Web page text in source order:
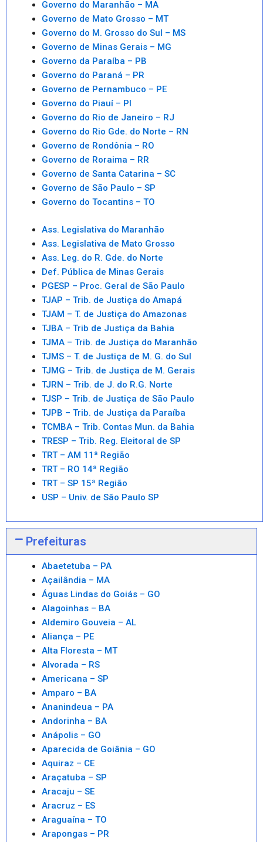
Governo do Maranhão – MA
Governo de Mato Grosso – MT
Governo do M. Grosso do Sul – MS
Governo de Minas Gerais – MG
Governo da Paraíba – PB
Governo do Paraná – PR
Governo de Pernambuco – PE
Governo do Piauí – PI
Governo do Rio de Janeiro – RJ
Governo do Rio Gde. do Norte – RN
Governo de Rondônia – RO
Governo de Roraima – RR
Governo de Santa Catarina – SC
Governo de São Paulo – SP
Governo do Tocantins – TO
Ass. Legislativa do Maranhão
Ass. Legislativa de Mato Grosso
Ass. Leg. do R. Gde. do Norte
Def. Pública de Minas Gerais
PGESP – Proc. Geral de São Paulo
TJAP – Trib. de Justiça do Amapá
TJAM – T. de Justiça do Amazonas
TJBA – Trib de Justiça da Bahia
TJMA – Trib. de Justiça do Maranhão
TJMS – T. de Justiça de M. G. do Sul
TJMG – Trib. de Justiça de M. Gerais
TJRN – Trib. de J. do R.G. Norte
TJSP – Trib. de Justiça de São Paulo
TJPB – Trib. de Justiça da Paraíba
TCMBA – Trib. Contas Mun. da Bahia
TRESP – Trib. Reg. Eleitoral de SP
TRT – AM 11ª Região
TRT – RO 14ª Região
TRT – SP 15ª Região
USP – Univ. de São Paulo SP
Prefeituras
Abaetetuba – PA
Açailândia – MA
Águas Lindas do Goiás – GO
Alagoinhas – BA
Aldemiro Gouveia – AL
Aliança – PE
Alta Floresta – MT
Alvorada – RS
Americana – SP
Amparo – BA
Ananindeua – PA
Andorinha – BA
Anápolis – GO
Aparecida de Goiânia – GO
Aquiraz – CE
Araçatuba – SP
Aracaju – SE
Aracruz – ES
Araguaína – TO
Arapongas – PR